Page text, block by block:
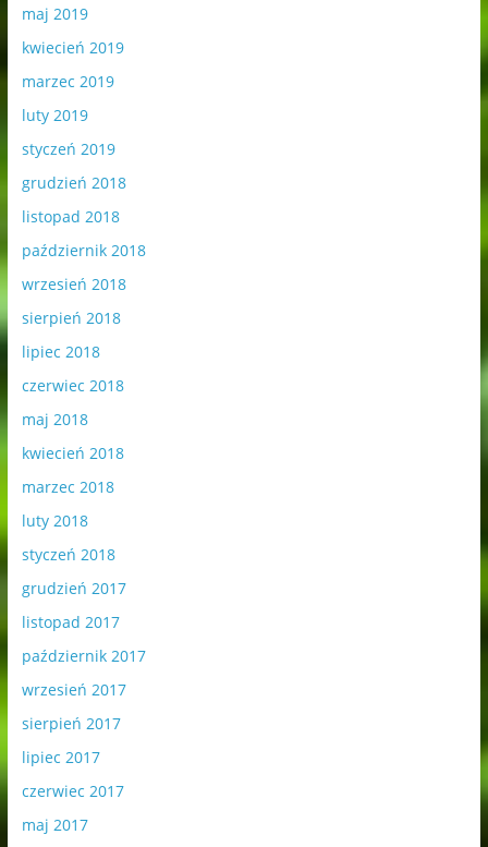
maj 2019
kwiecień 2019
marzec 2019
luty 2019
styczeń 2019
grudzień 2018
listopad 2018
październik 2018
wrzesień 2018
sierpień 2018
lipiec 2018
czerwiec 2018
maj 2018
kwiecień 2018
marzec 2018
luty 2018
styczeń 2018
grudzień 2017
listopad 2017
październik 2017
wrzesień 2017
sierpień 2017
lipiec 2017
czerwiec 2017
maj 2017